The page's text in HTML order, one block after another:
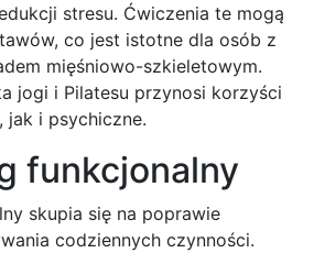
stresu. Ćwiczenia te mogą
co jest istotne dla osób z
mięśniowo-szkieletowym.
jogi i Pilatesu przynosi korzyści
jak i psychiczne.
funkcjonalny
skupia się na poprawie
codziennych czynności.